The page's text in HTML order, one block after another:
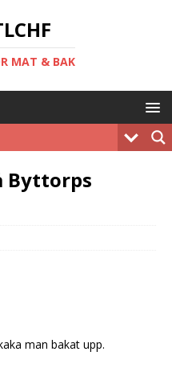
MAT & BAK
Byttorps
man bakat upp.